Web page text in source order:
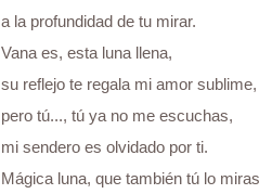
a la profundidad de tu mirar.
Vana es, esta luna llena,
su reflejo te regala mi amor sublime,
pero tú..., tú ya no me escuchas,
mi sendero es olvidado por ti.
Mágica luna, que también tú lo miras